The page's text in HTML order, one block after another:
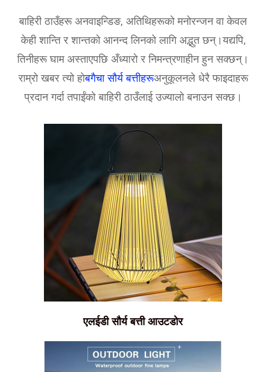
बाहिरी ठाउँहरू अनवाइन्डिङ, अतिथिहरूको मनोरन्जन वा केवल
केही शान्ति र शान्तको आनन्द लिनको लागि अद्भुत छन्।यद्यपि,
तिनीहरू घाम अस्ताएपछि अँध्यारो र निमन्त्रणाहीन हुन सक्छन्।
राम्रो खबर त्यो होबगैचा सौर्य बत्तीहरूअनुकूलनले धेरै फाइदाहरू
प्रदान गर्दा तपाईंको बाहिरी ठाउँलाई उज्यालो बनाउन सक्छ।
एलईडी सौर्य बत्ती आउटडोर